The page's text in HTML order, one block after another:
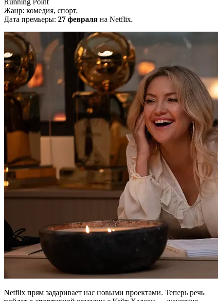
Running Point
Жанр: комедия, спорт.
Дата премьеры: 27 февраля на Netflix.
Netflix прям задаривает нас новыми проектами. Теперь речь